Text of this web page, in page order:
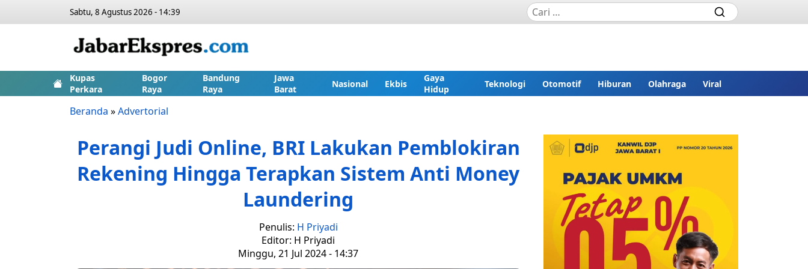
Sabtu, 8 Agustus 2026 - 14:39
Kupas
Perkara
Bogor
Raya
Bandung
Raya
Jawa
Barat
Nasional Ekbis
Gaya
Hidup
Teknologi Otomotif Hiburan Olahraga Viral
Beranda »Advertorial
Perangi Judi Online, BRI Lakukan Pemblokiran
Rekening Hingga Terapkan Sistem Anti Money
Laundering
Penulis: H Priyadi
Editor: H Priyadi
Minggu, 21 Jul 2024 - 14:37